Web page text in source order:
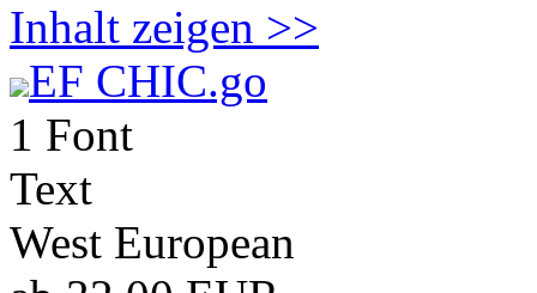
Inhalt zeigen >>
EF CHIC.go
1 Font
Text
West European